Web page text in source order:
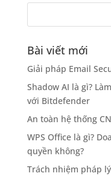
Bài viết mới
Giải pháp Email
Shadow AI là gì?
với Bitdefender
An toàn hệ thống
WPS Office là gì?
quyền không?
Trách nhiệm pháp